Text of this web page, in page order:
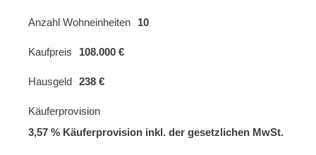
Anzahl Wohneinheiten 10
Kaufpreis 108.000 €
Hausgeld 238 €
Käuferprovision
3,57 % Käuferprovision inkl. der gesetzlichen MwSt.